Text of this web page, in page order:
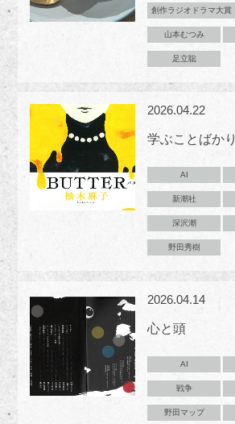
創作ラジオドラマ大賞
山本むつみ
足立聡
2026.04.22
学ぶことばかり
AI
新潮社
深沢潮
野田秀樹
2026.04.14
心と頭
AI
戦争
野田マップ